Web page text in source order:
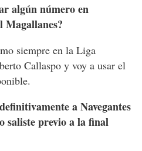
algún número en
Magallanes?
siempre en la Liga
Callaspo y voy a usar el
a Navegantes
saliste previo a la final